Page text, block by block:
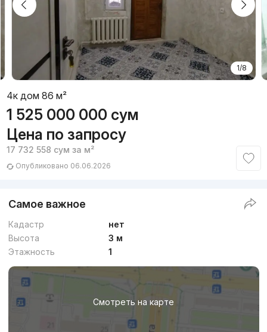
1/8
4к дом 86 м²
1 525 000 000 сум
Цена по запросу
17 732 558 сум за м²
Опубликовано 06.06.2026
Самое важное
Кадастр
нет
Высота
3 м
Этажность
1
Смотреть на карте